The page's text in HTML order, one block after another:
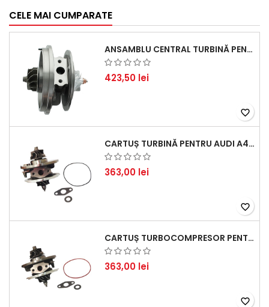
CELE MAI CUMPARATE
ANSAMBLU CENTRAL TURBINĂ PENTRU BMW SERIA 3, SERIA 5 ȘI X3 - PERFORMANȚĂ ȘI FIABILITATE
423,50 lei
favorite_border
CARTUȘ TURBINĂ PENTRU AUDI A4, A6, SKODA SUPERB ȘI VW PASSAT, MOTOR DIESEL 1.9 TDI
363,00 lei
favorite_border
CARTUȘ TURBOCOMPRESOR PENTRU VW, AUDI, SEAT, SKODA - MOTOR DIESEL 2.0 TDI
363,00 lei
favorite_border